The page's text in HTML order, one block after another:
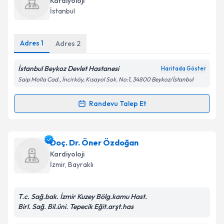
için bir takvim hazırlandığında e-posta ile
Metni'ni okudum ve kişisel verilerimin belirtilen
kapsamda işlenmesini kabul ediyorum.
Takvim Talebini Gönder
İstanbul
Adres 1 Adres 2
İstanbul Beykoz Devlet Hastanesi Haritada Göster
Saip Molla Cad., İncirköy, Kısayol Sok. No:1, 34800 Beykoz/İstanbul
Randevu Talep Et
Randevu Takvimi Talebi
Dr. Aslan Özdemiriçin randevu takvimi talebi
oluşturun. Size bu uzmandan randevu almanız için bir
takvim hazırlandığında e-posta ile bilgilendireceğiz.
Doç. Dr. Öner Özdoğan
Kardiyoloji
İzmir, Bayraklı
T.c. Sağ.bak. İzmir Kuzey Bölg.kamu Hast.
Birl. Sağ. Bil.üni. Tepecik Eğit.arşt.has